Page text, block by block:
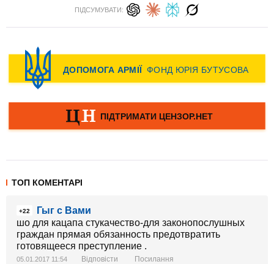
ПІДСУМУВАТИ:
ТОП КОМЕНТАРІ
+22
Гыг с Вами
шо для кацапа стукачество-для законопослушных
граждан прямая обязанность предотвратить
готовящееся преступление .
05.01.2017 11:54 Відповісти Посилання